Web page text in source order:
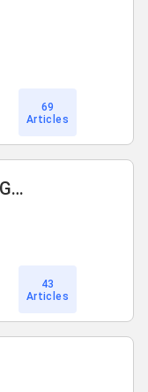
69
Articles
LE 25 IMMOBILIER GUELIZ
43
Articles